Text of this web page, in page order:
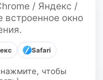
/ Яндекс /
встроенное окно
Safari
чтобы